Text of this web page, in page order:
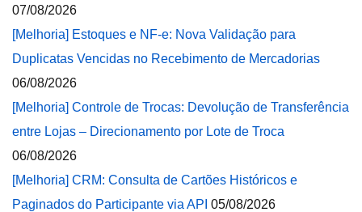
07/08/2026
[Melhoria] Estoques e NF-e: Nova Validação para
Duplicatas Vencidas no Recebimento de Mercadorias
06/08/2026
[Melhoria] Controle de Trocas: Devolução de Transferência
entre Lojas – Direcionamento por Lote de Troca
06/08/2026
[Melhoria] CRM: Consulta de Cartões Históricos e
Paginados do Participante via API 05/08/2026